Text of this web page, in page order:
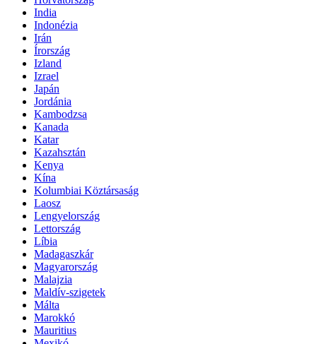
India
Indonézia
Irán
Írország
Izland
Izrael
Japán
Jordánia
Kambodzsa
Kanada
Katar
Kazahsztán
Kenya
Kína
Kolumbiai Köztársaság
Laosz
Lengyelország
Lettország
Líbia
Madagaszkár
Magyarország
Malajzia
Maldív-szigetek
Málta
Marokkó
Mauritius